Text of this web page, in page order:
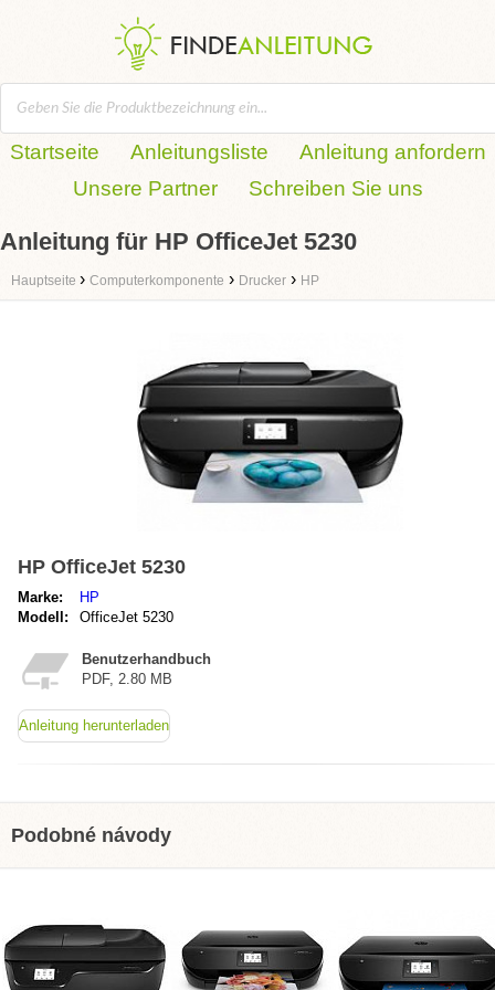
Startseite Anleitungsliste
Anleitung anfordern
Unsere Partner
Schreiben Sie uns
Anleitung für HP OfficeJet 5230
Hauptseite › Computerkomponente › Drucker › HP
HP OfficeJet 5230
Marke:
HP
Modell:
OfficeJet 5230
Benutzerhandbuch
PDF, 2.80 MB
Anleitung herunterladen
Podobné návody